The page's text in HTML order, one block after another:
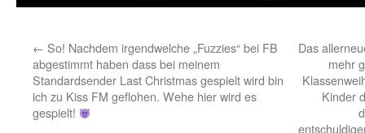
← So! Nachdem irgendwelche „Fuzzies“ bei FB
abgestimmt haben dass bei meinem
Standardsender Last Christmas gespielt wird bin
ich zu Kiss FM geflohen. Wehe hier wird es
gespielt!
Das
mehr
Kinder